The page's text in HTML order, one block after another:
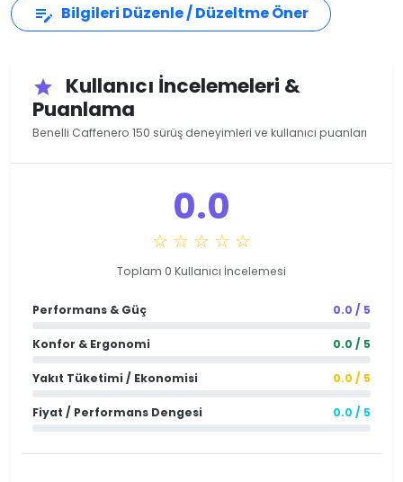
edit_note Bilgileri Düzenle / Düzeltme Öner
star
Kullanıcı İncelemeleri &
Puanlama
Benelli Caffenero 150 sürüş deneyimleri ve kullanıcı puanları
0.0
☆ ☆ ☆ ☆ ☆
Toplam 0 Kullanıcı İncelemesi
Performans & Güç 0.0 / 5
Konfor & Ergonomi 0.0 / 5
Yakıt Tüketimi / Ekonomisi 0.0 / 5
Fiyat / Performans Dengesi 0.0 / 5